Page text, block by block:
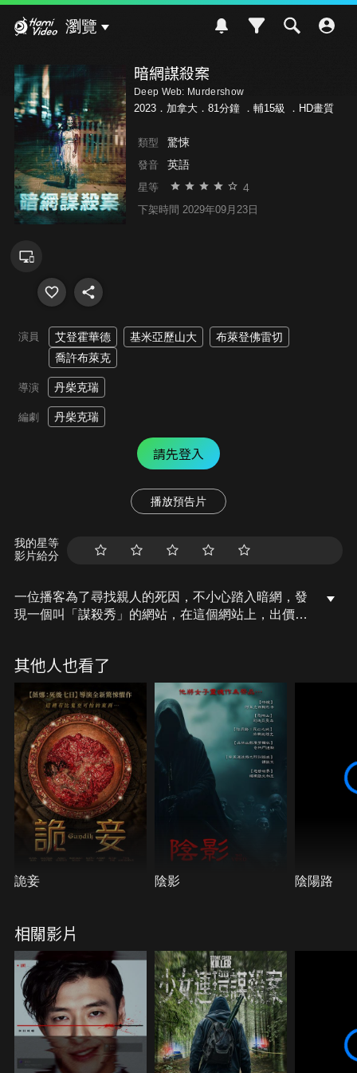
瀏覽
暗網謀殺案
Deep Web: Murdershow
2023．加拿大．81分鐘 ． 輔15級 ．HD畫質
類型 驚悚
發音 英語
星等 4
下架時間 2029年09月23日
演員 艾登霍華德 基米亞歷山大
布萊登佛雷切
喬許布萊克
導演 丹柴克瑞
編劇 丹柴克瑞
請先登入
播放預告片
我的星等
影片給分
一位播客為了尋找親人的死因，不小心踏入暗網，發
現一個叫「謀殺秀」的網站，在這個網站上，出價最
其他人也看了
詭妾 陰影 陰陽路
相關影片